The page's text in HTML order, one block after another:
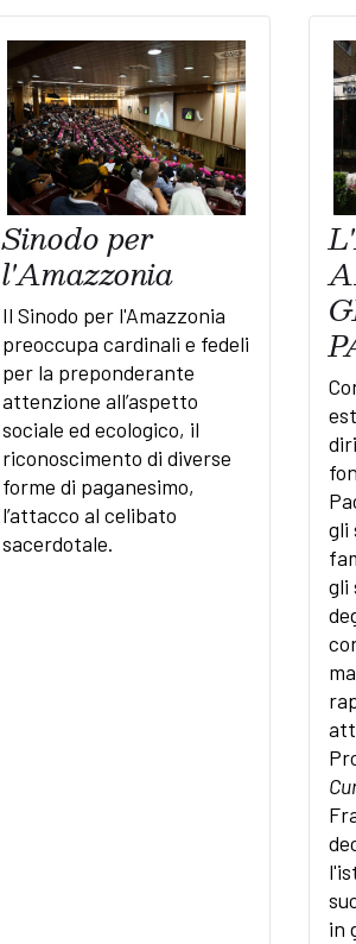
Sinodo per
l'Amazzonia
Il Sinodo per l'Amazzonia
preoccupa cardinali e fedeli
per la preponderante
attenzione all’aspetto
sociale ed ecologico, il
riconoscimento di diverse
forme di paganesimo,
l’attacco al celibato
sacerdotale.
gli
gli
in